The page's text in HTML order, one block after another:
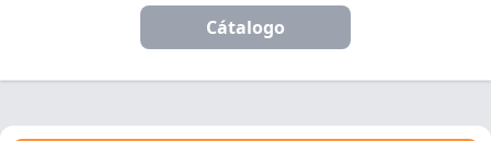
Cátalogo